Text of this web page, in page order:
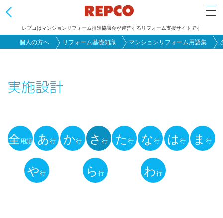
レプコはマンションリフォーム推進協議会が運営するリフォーム支援サイトです
個人の方へ リフォーム基礎知識 マンションリフォーム用語集
実施設計
用
全用語 あ行 か行 さ行 た 行 な行 は行 ま行
や行 ら 行 わ行